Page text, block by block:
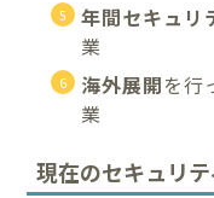
年間セキュリ
業
海外展開を行
業
現在のセキュリ